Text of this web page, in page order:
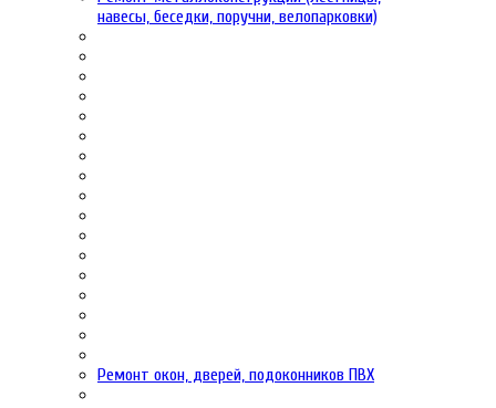
навесы, беседки, поручни, велопарковки)
Ремонт окон, дверей, подоконников ПВХ